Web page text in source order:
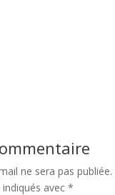
ne sera pas publiée.
avec *